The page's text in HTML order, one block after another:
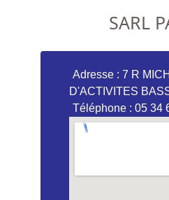
SARL
Adresse : 7 R
D'ACTIVITES
Téléphone : 05 34